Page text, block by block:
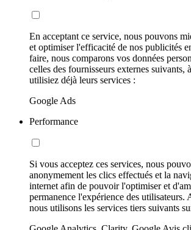
En acceptant ce service, nous pouvons
et optimiser l'efficacité de nos publicités
faire, nous comparons vos données
celles des fournisseurs externes suivants,
utilisiez déjà leurs services :
Google Ads
Performance
Si vous acceptez ces services, nous
anonymement les clics effectués et la
internet afin de pouvoir l'optimiser et
permanence l'expérience des utilisateurs.
nous utilisons les services tiers suivants